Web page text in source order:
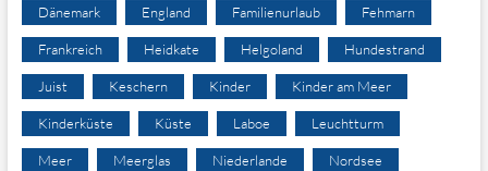
Dänemark England Familienurlaub Fehmarn
Frankreich Heidkate Helgoland Hundestrand
Juist Keschern Kinder Kinder am Meer
Kinderküste Küste Laboe Leuchtturm
Meer Meerglas Niederlande Nordsee